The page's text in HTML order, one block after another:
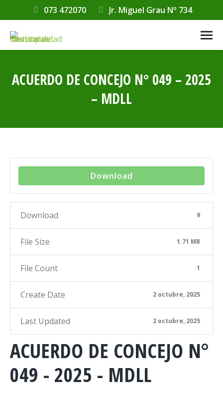
073 472070 Jr. Miguel Grau Nº 734
ACUERDO DE CONCEJO N° 049 – 2025
– MDLL
Download
Download 9
File Size 1.71 MB
File Count 1
Create Date 2 octubre, 2025
Last Updated 2 octubre, 2025
ACUERDO DE CONCEJO N°
049 - 2025 - MDLL